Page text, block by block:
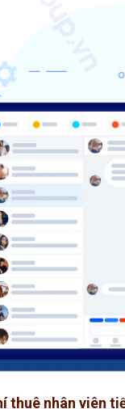
thuê nhân viên